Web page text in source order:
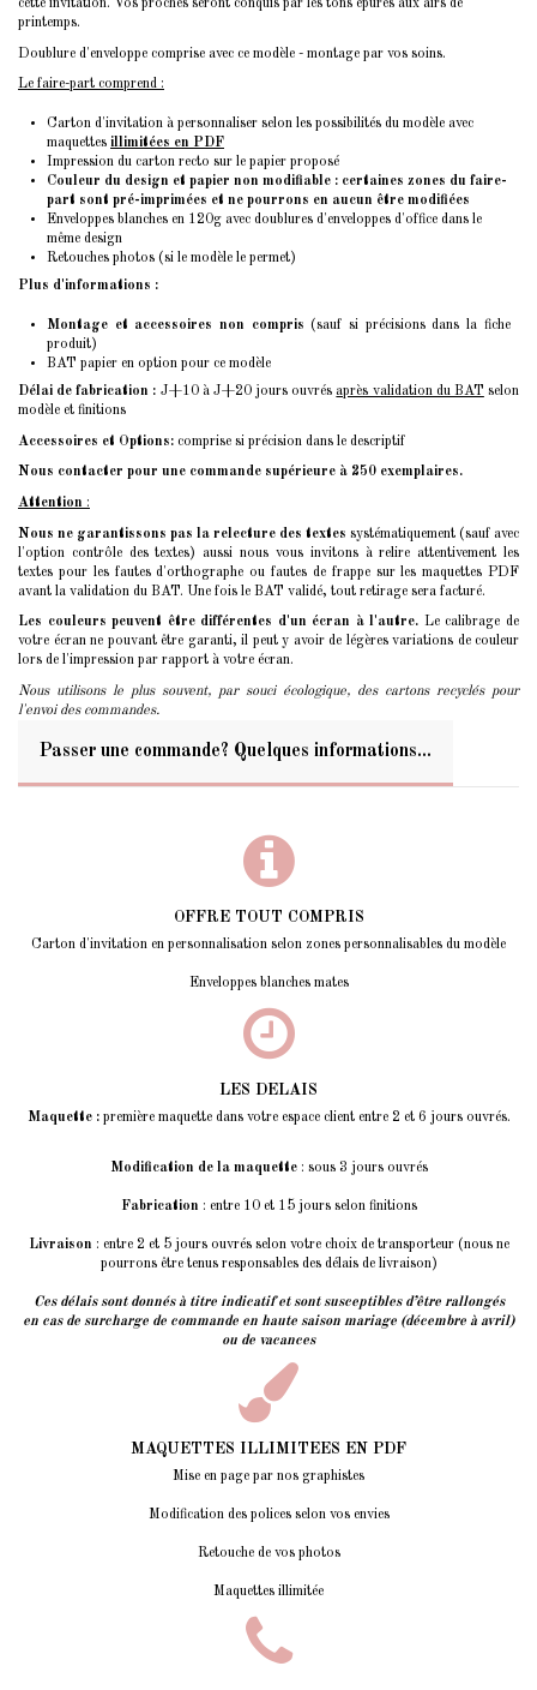
cette invitation. Vos proches seront conquis par les tons épurés aux airs de
printemps.
Doublure d'enveloppe comprise avec ce modèle - montage par vos soins.
Le faire-part comprend :
Carton d'invitation à personnaliser selon les possibilités du modèle avec
maquettes illimitées en PDF
Impression du carton recto sur le papier proposé
Couleur du design et papier non modifiable : certaines zones du faire-
part sont pré-imprimées et ne pourrons en aucun être modifiées
Enveloppes blanches en 120g avec doublures d'enveloppes d'office dans le
même design
Retouches photos (si le modèle le permet)
Plus d'informations :
Montage et accessoires non compris (sauf si précisions dans la fiche
produit)
BAT papier en option pour ce modèle
Délai de fabrication : J+10 à J+20 jours ouvrés après validation du BAT selon
modèle et finitions
Accessoires et Options: comprise si précision dans le descriptif
Nous contacter pour une commande supérieure à 250 exemplaires.
Attention :
Nous ne garantissons pas la relecture des textes systématiquement (sauf avec
l'option contrôle des textes) aussi nous vous invitons à relire attentivement les
textes pour les fautes d'orthographe ou fautes de frappe sur les maquettes PDF
avant la validation du BAT. Une fois le BAT validé, tout retirage sera facturé.
Les couleurs peuvent être différentes d'un écran à l'autre. Le calibrage de
votre écran ne pouvant être garanti, il peut y avoir de légères variations de couleur
lors de l'impression par rapport à votre écran.
Nous utilisons le plus souvent, par souci écologique, des cartons recyclés pour
l'envoi des commandes.
Passer une commande? Quelques informations...
OFFRE TOUT COMPRIS
Carton d'invitation en personnalisation selon zones personnalisables du modèle
Enveloppes blanches mates
LES DELAIS
Maquette :première maquette dans votre espace client entre 2 et 6 jours ouvrés.
Modification de la maquette: sous 3 jours ouvrés
Fabrication : entre 10 et 15 jours selon finitions
Livraison : entre 2 et 5 jours ouvrés selon votre choix de transporteur (nous ne
pourrons être tenus responsables des délais de livraison)
Ces délais sont donnés à titre indicatif et sont susceptibles d’être rallongés
en cas de surcharge de commande en haute saison mariage (décembre à avril)
ou de vacances
MAQUETTES ILLIMITEES EN PDF
Mise en page par nos graphistes
Modification des polices selon vos envies
Retouche de vos photos
Maquettes illimitée